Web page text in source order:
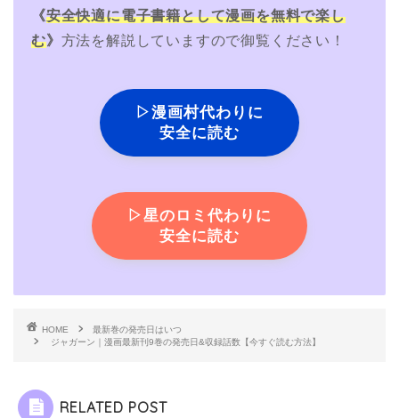
《安全快適に電子書籍として漫画を無料で楽し
む》 方法を解説していますので御覧ください！
▷漫画村代わりに
安全に読む
▷星のロミ代わりに
安全に読む
HOME
最新巻の発売日はいつ
ジャガーン｜漫画最新刊9巻の発売日&収録話数【今すぐ読む方法】
RELATED POST